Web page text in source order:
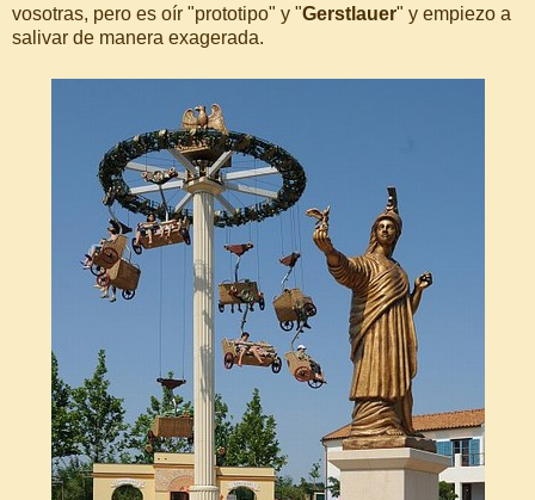
vosotras, pero es oír "prototipo" y "Gerstlauer" y empiezo a
salivar de manera exagerada.